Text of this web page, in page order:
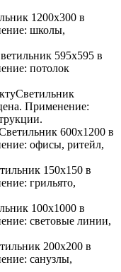
1200x300 в
школы,
595x595 в
потолок
Светильник
Применение:
.
600x1200 в
офисы, ритейл,
150x150 в
грильято,
100x1000 в
световые линии,
200x200 в
санузлы,